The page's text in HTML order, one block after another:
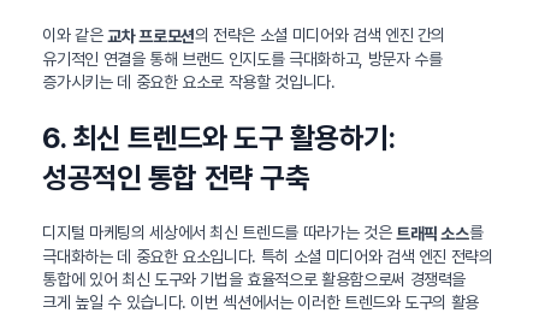
이와 같은교차 프로모션의 전략은 소셜 미디어와 검색 엔진 간의
유기적인 연결을 통해 브랜드 인지도를 극대화하고, 방문자 수를
증가시키는 데 중요한 요소로 작용할 것입니다.
6. 최신 트렌드와 도구 활용하기:
성공적인 통합 전략 구축
디지털 마케팅의 세상에서 최신 트렌드를 따라가는 것은트래픽 소스를
극대화하는 데 중요한 요소입니다. 특히 소셜 미디어와 검색 엔진 전략의
통합에 있어 최신 도구와 기법을 효율적으로 활용함으로써 경쟁력을
크게 높일 수 있습니다. 이번 섹션에서는 이러한 트렌드와 도구의 활용